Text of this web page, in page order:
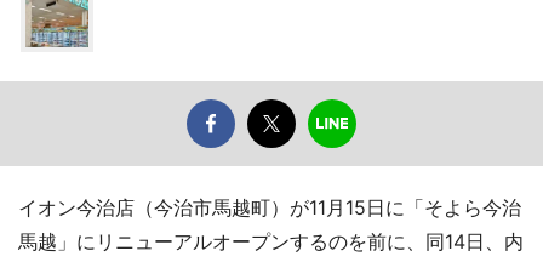
イオン今治店（今治市馬越町）が11月15日に「そよら今治
馬越」にリニューアルオープンするのを前に、同14日、内